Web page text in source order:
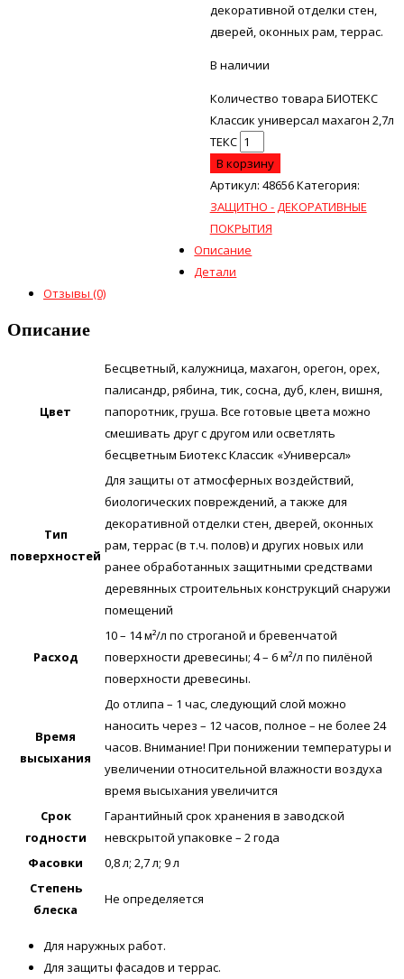
декоративной отделки стен,
дверей, оконных рам, террас.
В наличии
Количество товара БИОТЕКС
Классик универсал махагон 2,7л
ТЕКС
В корзину
Артикул: 48656Категория:
ЗАЩИТНО - ДЕКОРАТИВНЫЕ
ПОКРЫТИЯ
Описание
Детали
Отзывы (0)
Описание
Цвет
Бесцветный, калужница, махагон, орегон, орех,
палисандр, рябина, тик, сосна, дуб, клен, вишня,
папоротник, груша. Все готовые цвета можно
смешивать друг с другом или осветлять
бесцветным Биотекс Классик «Универсал»
Тип
поверхностей
Для защиты от атмосферных воздействий,
биологических повреждений, а также для
декоративной отделки стен, дверей, оконных
рам, террас (в т.ч. полов) и других новых или
ранее обработанных защитными средствами
деревянных строительных конструкций снаружи
помещений
Расход
10 – 14 м²/л по строганой и бревенчатой
поверхности древесины; 4 – 6 м²/л по пилёной
поверхности древесины.
Время
высыхания
До отлипа – 1 час, следующий слой можно
наносить через – 12 часов, полное – не более 24
часов. Внимание! При понижении температуры и
увеличении относительной влажности воздуха
время высыхания увеличится
Срок
годности
Гарантийный срок хранения в заводской
невскрытой упаковке – 2 года
Фасовки
0,8 л; 2,7 л; 9 л
Степень
блеска
Не определяется
Для наружных работ.
Для защиты фасадов и терраc.